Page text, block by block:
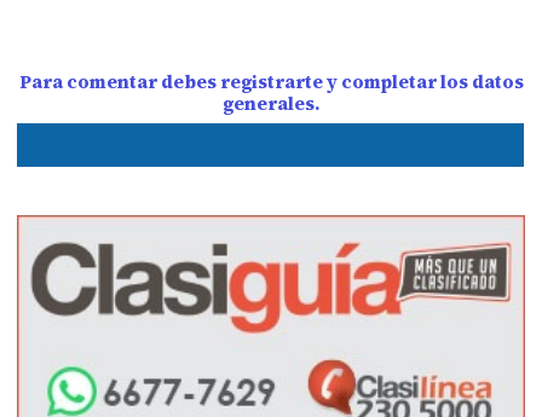
Para comentar debes registrarte y completar los datos
generales.